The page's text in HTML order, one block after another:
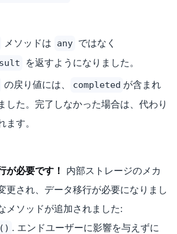
メソッドは any ではなく
を返すようになりました。
の戻り値には、 completed が含まれ
した。完了しなかった場合は、代わり
ます。
が必要です！ 内部ストレージのメカ
更され、データ移行が必要になりまし
メソッドが追加されました:
. エンドユーザーに影響を与えずに